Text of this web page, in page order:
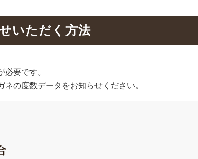
いただく方法
要です。
の度数データをお知らせください。